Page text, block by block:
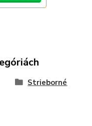
Strieborné